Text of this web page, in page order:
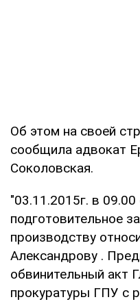
Об этом на своей
сообщила адвокат
Соколовская.
"03.11.2015г. в 09.00
подготовительное
производству
Александрову .
обвинительный акт
прокуратуры ГПУ с